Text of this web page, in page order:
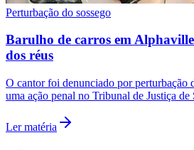
Perturbação do sossego
Barulho de carros em
dos réus
O cantor foi denunciado por perturbação
uma ação penal no Tribunal de Justiça de
Ler matéria